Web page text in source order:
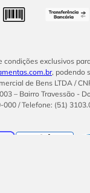
condições exclusivos
, podendo
de Bens LTDA /
– Bairro Travessão -
000 / Telefone: (51)